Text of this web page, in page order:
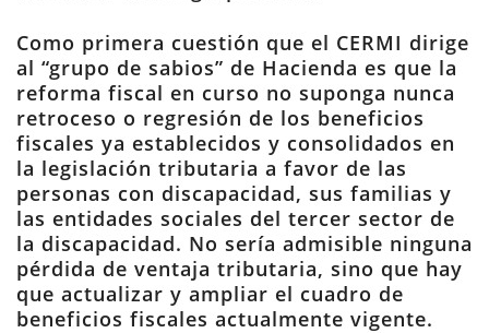
Como primera cuestión que el CERMI dirige
al “grupo de sabios” de Hacienda es que la
reforma fiscal en curso no suponga nunca
retroceso o regresión de los beneficios
fiscales ya establecidos y consolidados en
la legislación tributaria a favor de las
personas con discapacidad, sus familias y
las entidades sociales del tercer sector de
la discapacidad. No sería admisible ninguna
pérdida de ventaja tributaria, sino que hay
que actualizar y ampliar el cuadro de
beneficios fiscales actualmente vigente.